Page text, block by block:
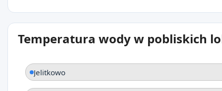
Temperatura wody w pobliskich
Jelitkowo